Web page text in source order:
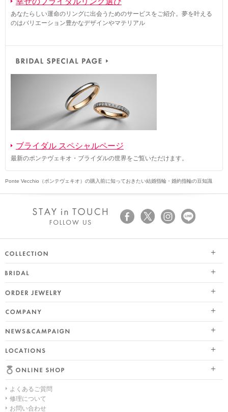
あなたらしい運命のリングに出会うためのサービスをご紹介。夢を叶える
のはバリエーション豊かなデザインやマテリアル
ブライダル スペシャルページ
最新のポンテヴェキオ・ブライダルの世界をご覧いただけます。
Ponte Vecchio（ポンテヴェキオ）の購入前に知っておきたい結婚指輪・婚約指輪の豆知識
SEASON COLLECTION（シーズンコレクション）
ETERNO FAMILY（エテルノ・ファミリー）
PURE PLATINUM 999（ピュアプラチナ999）
LIMITED COLLECTION（リミテッドコレクション）
BACI（バチ／一粒ダイヤモンドジュエリー）
EME（エメ／着せ替えネックレス）
ブライダル トップ
婚約指輪（エンゲージリング）
結婚指輪（マリッジリング）
レイヤード特集
HAPPY HEARTの魅力
幸せのブライダルリング選び
オーダージュエリー
会社情報 トップ
ブランドスローガン
ブランドポジション
会社概要
ニュース&キャンペーン
店舗情報
オンラインショップ トップ
よくあるご質問
修理について
お問い合わせ